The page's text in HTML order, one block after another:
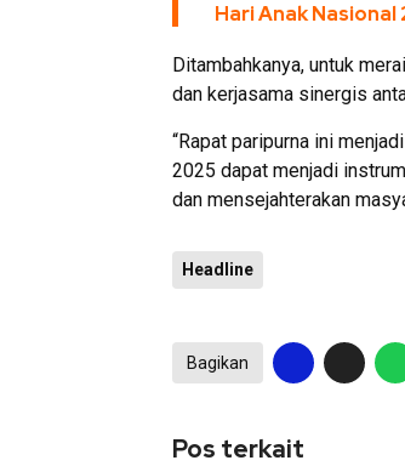
Hari Anak Nasional
Ditambahkanya, untuk
dan kerjasama sinergis
“Rapat paripurna ini
2025 dapat menjadi
dan mensejahterakan
Headline
Bagikan
Pos terkait